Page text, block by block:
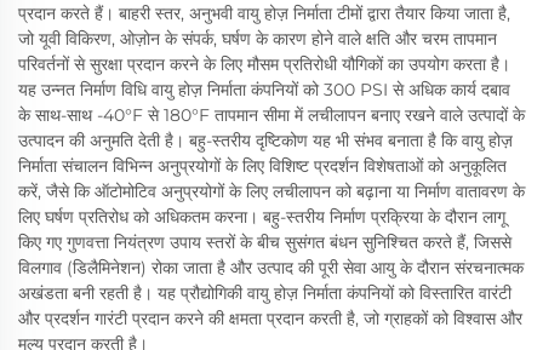
प्रदान करते हैं। बाहरी स्तर, अनुभवी वायु होज़ निर्माता टीमों द्वारा तैयार किया जाता है,
जो यूवी विकिरण, ओज़ोन के संपर्क, घर्षण के कारण होने वाले क्षति और चरम तापमान
परिवर्तनों से सुरक्षा प्रदान करने के लिए मौसम प्रतिरोधी यौगिकों का उपयोग करता है।
यह उन्नत निर्माण विधि वायु होज़ निर्माता कंपनियों को 300 PSI से अधिक कार्य दबाव
के साथ-साथ -40°F से 180°F तापमान सीमा में लचीलापन बनाए रखने वाले उत्पादों के
उत्पादन की अनुमति देती है। बहु-स्तरीय दृष्टिकोण यह भी संभव बनाता है कि वायु होज़
निर्माता संचालन विभिन्न अनुप्रयोगों के लिए विशिष्ट प्रदर्शन विशेषताओं को अनुकूलित
करें, जैसे कि ऑटोमोटिव अनुप्रयोगों के लिए लचीलापन को बढ़ाना या निर्माण वातावरण के
लिए घर्षण प्रतिरोध को अधिकतम करना। बहु-स्तरीय निर्माण प्रक्रिया के दौरान लागू
किए गए गुणवत्ता नियंत्रण उपाय स्तरों के बीच सुसंगत बंधन सुनिश्चित करते हैं, जिससे
विलगाव (डिलैमिनेशन) रोका जाता है और उत्पाद की पूरी सेवा आयु के दौरान संरचनात्मक
अखंडता बनी रहती है। यह प्रौद्योगिकी वायु होज़ निर्माता कंपनियों को विस्तारित वारंटी
और प्रदर्शन गारंटी प्रदान करने की क्षमता प्रदान करती है, जो ग्राहकों को विश्वास और
मूल्य प्रदान करती है।